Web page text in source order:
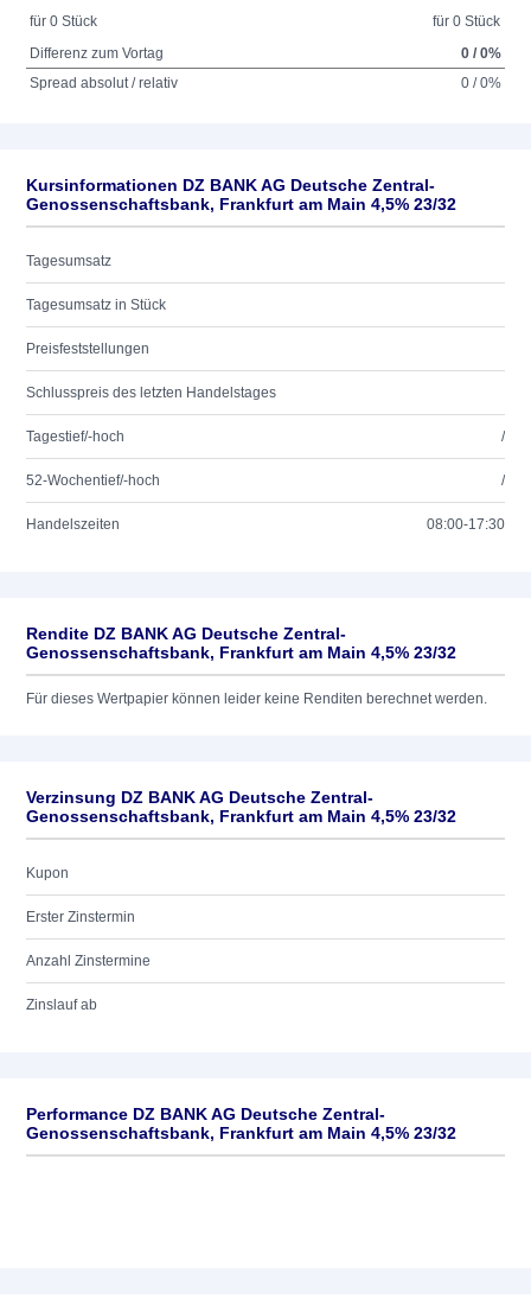
für 0 Stück
für 0 Stück
Differenz zum Vortag
0 / 0%
Spread absolut / relativ
0 / 0%
Kursinformationen DZ BANK AG Deutsche Zentral-
Genossenschaftsbank, Frankfurt am Main 4,5% 23/32
Tagesumsatz
Tagesumsatz in Stück
Preisfeststellungen
Schlusspreis des letzten Handelstages
Tagestief/-hoch /
52-Wochentief/-hoch /
Handelszeiten 08:00-17:30
Rendite DZ BANK AG Deutsche Zentral-
Genossenschaftsbank, Frankfurt am Main 4,5% 23/32
Für dieses Wertpapier können leider keine Renditen berechnet werden.
Verzinsung DZ BANK AG Deutsche Zentral-
Genossenschaftsbank, Frankfurt am Main 4,5% 23/32
Kupon
Erster Zinstermin
Anzahl Zinstermine
Zinslauf ab
Performance DZ BANK AG Deutsche Zentral-
Genossenschaftsbank, Frankfurt am Main 4,5% 23/32